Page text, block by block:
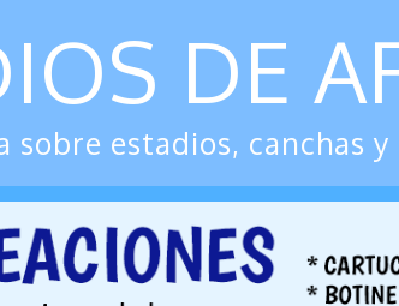
DE
sobre estadios, canchas